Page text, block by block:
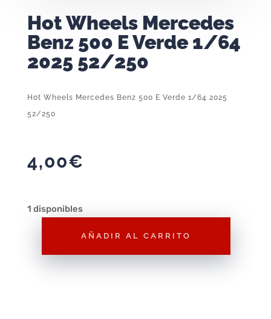
Hot Wheels Mercedes
Benz 500 E Verde 1/64
2025 52/250
Hot Wheels Mercedes Benz 500 E Verde 1/64 2025
52/250
4,00€
1 disponibles
AÑADIR AL CARRITO